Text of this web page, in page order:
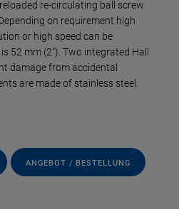
re-circulating ball screw
on requirement high
or high speed can be
52 mm (2"). Two integrated Hall
damage from accidental
are made of stainless steel.
ANGEBOT / BESTELLUNG